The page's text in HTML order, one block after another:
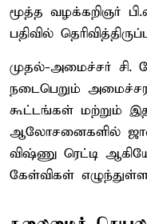
மூத்த வழக்கறிஞர்
பதிவில்
முதல்-அமைச்சர்
நடைபெறும்
கூட்டங்கள் மற்றும்
ஆலோசனைகளில்
விஷ்ணு ரெட்டி
கேள்விகள்